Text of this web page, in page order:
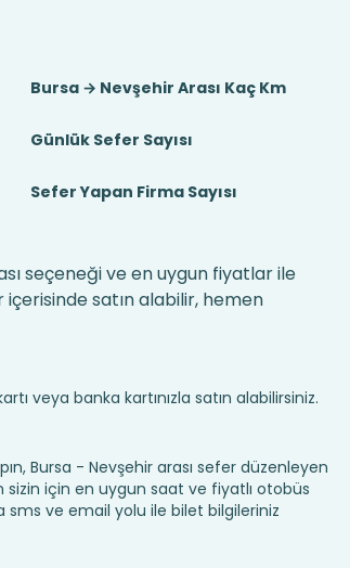
Bursa → Nevşehir Arası Kaç Km
Günlük Sefer Sayısı
Sefer Yapan Firma Sayısı
seçeneği ve en uygun fiyatlar ile
satın alabilir, hemen
veya banka kartınızla satın alabilirsiniz.
Bursa - Nevşehir arası sefer düzenleyen
için en uygun saat ve fiyatlı otobüs
sms ve email yolu ile bilet bilgileriniz